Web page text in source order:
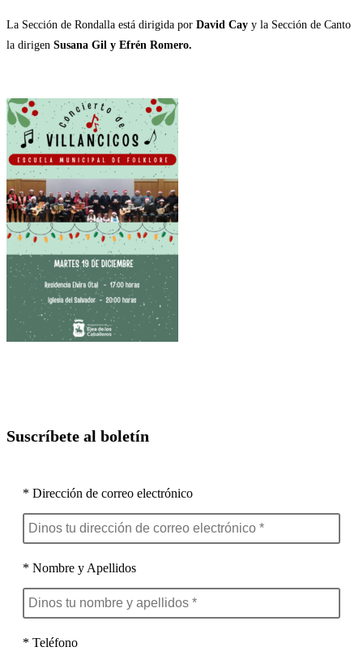
La Sección de Rondalla está dirigida por David Cay y la Sección de Canto
la dirigen Susana Gil y Efrén Romero.
Suscríbete al boletín
* Dirección de correo electrónico
* Nombre y Apellidos
* Teléfono